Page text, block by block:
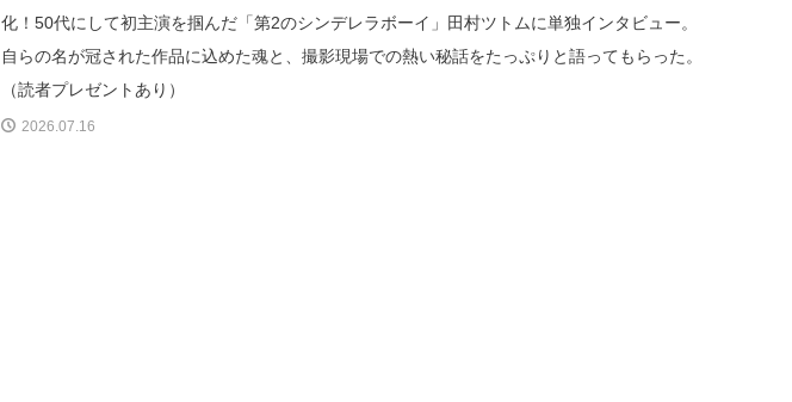
化！50代にして初主演を掴んだ「第2のシンデレラボーイ」田村ツトムに単独インタビュー。
自らの名が冠された作品に込めた魂と、撮影現場での熱い秘話をたっぷりと語ってもらった。
（読者プレゼントあり）
2026.07.16